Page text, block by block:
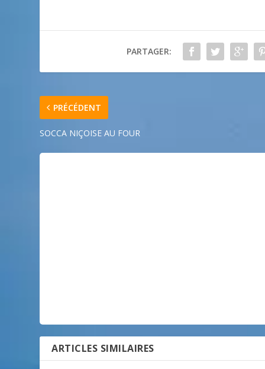
PARTAGER:
PRÉCÉDENT
SOCCA NIÇOISE AU FOUR
ARTICLES SIMILAIRES